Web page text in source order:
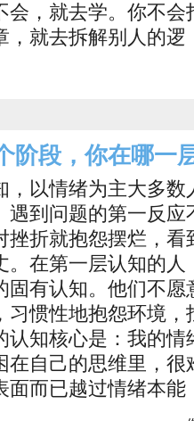
会，就去学。你不
，就去拆解别人的逻
阶段，你在哪一
，以情绪为主大多
遇到问题的第一反
挫折就抱怨摆烂，
。在第一层认知的
固有认知。他们不
习惯性地抱怨环境
认知核心是：我的
在自己的思维里，
面而已越过情绪本能